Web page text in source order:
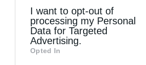
disclose it to other third
I want to opt-out of
processing my Personal
Data for Targeted
Advertising.
Opted In